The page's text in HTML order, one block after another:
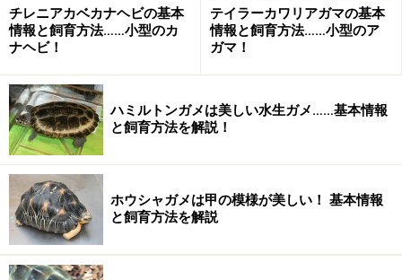
基亜種と思われます。
種としての特徴は、上記にあるように亜種によって違い
の地色に黒色または黒色に縁取られたオレンジ色のスポ
ットが散在します。亜成体は非常に明るいオレンジ色の
地色であり、レッドエフトと呼ばれます。上の写真は成
体ですが、ややレッドエフトの特徴を残した個体である
と言えます。この体色は、エフト期は皮膚から分泌する
毒が多く、警告色であると言われています。同じくアメ
リカに生息するサンショウウオの仲間で全身が赤い種類
がいるのですが、これは本種のレッドエフトに擬態して
チレニアカベカナヘビの基本
情報と飼育方法……小型のカ
ナヘビ！
テイラーカワリアガマの基本
情報と飼育方法……小型のア
ガマ！
ハミルトンガメは美しい水生ガメ……基本情報
と飼育方法を解説！
ホウシャガメは甲の模様が美しい！ 基本情報
と飼育方法を解説